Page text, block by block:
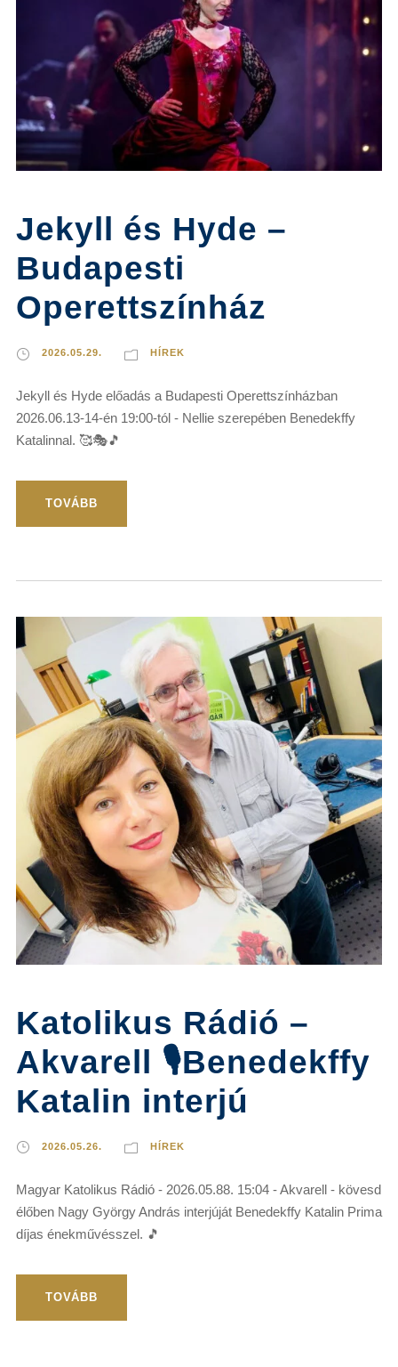
Jekyll és Hyde –
Budapesti
Operettszínház
2026.05.29. HÍREK
Jekyll és Hyde előadás a Budapesti Operettszínházban
2026.06.13-14-én 19:00-tól - Nellie szerepében Benedekffy
Katalinnal. 🥰🎭🎵
TOVÁBB
Katolikus Rádió –
Akvarell 🎙️Benedekffy
Katalin interjú
2026.05.26. HÍREK
Magyar Katolikus Rádió - 2026.05.88. 15:04 - Akvarell - kövesd
élőben Nagy György András interjúját Benedekffy Katalin Prima
díjas énekművésszel. 🎵
TOVÁBB